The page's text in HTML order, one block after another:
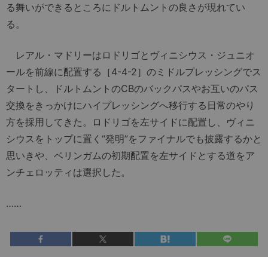
る舞いができるところにドルトムントの良さが現れてい
る。
レアル・マドリーはロドリゴとヴィニシウス・ジュニオ
ールを前線に配置する［4-4-2］のミドルプレッシングでス
タートし、ドルトムントのCBのバックパスやお互いのパス
交換をきっかけにハイプレッシングへ移行する日常のやり
方を採用してきた。ロドリゴを左サイドに配置し、ヴィニ
シウスをトップに置く“発明”をファイナルでも披露するかと
思いきや、ベリンガムの初期配置を左サイドとする道をア
ンチェロッティは選択した。
……